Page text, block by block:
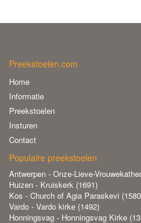
Preekstoelen.com
Home
Informatie
Preekstoelen
Insturen
Contact
Populaire preekstoelen
Antwerpen - Onze-Lieve-
Huizen - Kruiskerk (1691)
Kos - Church of Agia Paraskevi
Vardo - Vardo kirke (1492)
Honningsvag - Honningsvag Kirke